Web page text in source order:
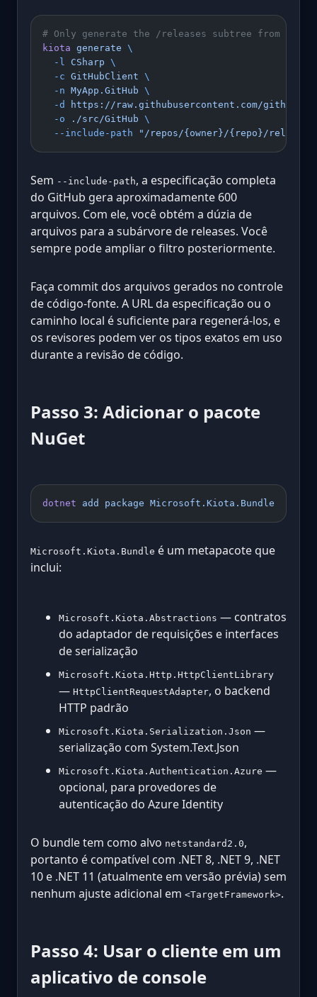
# Only generate the /releases subtree from
kiota generate \
  -l
CSharp \
  -c
GitHubClient \
  -n
MyApp.GitHub \
  -d
https://raw.githubusercontent.com/github/
  -o
./src/GitHub \
  --include-path
"/repos/{owner}/{repo}/
Sem --include-path, a especificação completa
do GitHub gera aproximadamente 600
arquivos. Com ele, você obtém a dúzia de
arquivos para a subárvore de releases. Você
sempre pode ampliar o filtro posteriormente.
Faça commit dos arquivos gerados no controle
de código-fonte. A URL da especificação ou o
caminho local é suficiente para regenerá-los, e
os revisores podem ver os tipos exatos em uso
durante a revisão de código.
Passo 3: Adicionar o pacote
NuGet
dotnet add package Microsoft.Kiota.Bundle
Microsoft.Kiota.Bundle é um metapacote que
inclui:
Microsoft.Kiota.Abstractions — contratos
do adaptador de requisições e interfaces
de serialização
Microsoft.Kiota.Http.HttpClientLibrary
— HttpClientRequestAdapter, o backend
HTTP padrão
Microsoft.Kiota.Serialization.Json —
serialização com System.Text.Json
Microsoft.Kiota.Authentication.Azure —
opcional, para provedores de
autenticação do Azure Identity
O bundle tem como alvo netstandard2.0,
portanto é compatível com .NET 8, .NET 9, .NET
10 e .NET 11 (atualmente em versão prévia) sem
nenhum ajuste adicional em <TargetFramework>.
Passo 4: Usar o cliente em um
aplicativo de console